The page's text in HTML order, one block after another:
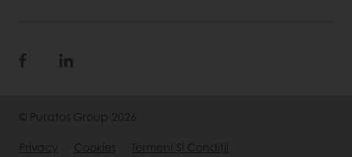
© Puratos Group 2026
Privacy
Cookies Termeni Şi Condiții